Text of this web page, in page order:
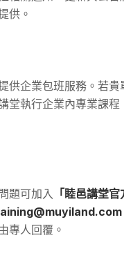
供。
供企業包班服務。若貴
堂執行企業內專業課程
題可加入 「睦邑講堂官
專人回覆。